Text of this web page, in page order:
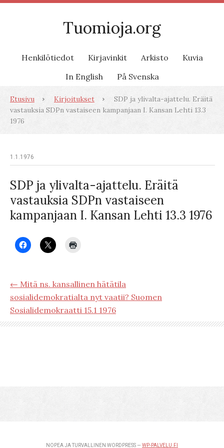
Tuomioja.org
Henkilötiedot Kirjavinkit Arkisto
Kuvia
In English
På Svenska
Etusivu Kirjoitukset
SDP ja ylivalta-ajattelu. Eräitä
vastauksia SDPn vastaiseen kampanjaan I. Kansan Lehti 13.3
1976
1.1.1976
SDP ja ylivalta-ajattelu. Eräitä
vastauksia SDPn vastaiseen
kampanjaan I. Kansan Lehti 13.3 1976
← Mitä ns. kansallinen hätätila
sosialidemokratialta nyt vaatii? Suomen
Sosialidemokraatti 15.1 1976
NOPEA JA TURVALLINEN WORDPRESS — WP-PALVELU.FI